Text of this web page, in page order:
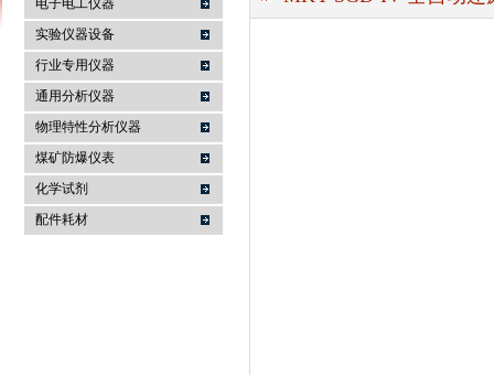
麦科仪（北京）科技有限公司
电子电工仪器
实验仪器设备
行业专用仪器
通用分析仪器
物理特性分析仪器
煤矿防爆仪表
化学试剂
配件耗材